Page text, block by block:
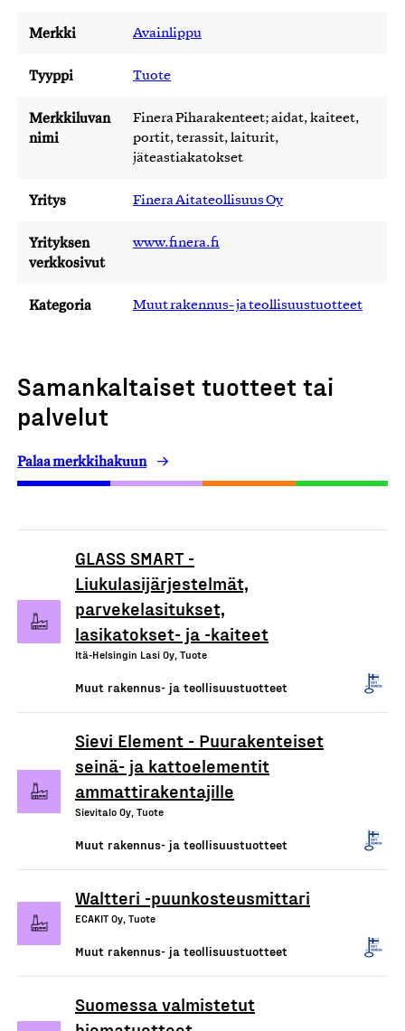
Merkki Avainlippu
Tyyppi Tuote
Merkkiluvan
nimi
Finera Piharakenteet; aidat, kaiteet,
portit, terassit, laiturit,
jäteastiakatokset
Yritys Finera Aitateollisuus Oy
Yrityksen
verkkosivut
www.finera.fi
Kategoria Muut rakennus- ja teollisuustuotteet
Samankaltaiset tuotteet tai
palvelut
Palaa merkkihakuun
GLASS SMART -
Liukulasijärjestelmät,
parvekelasitukset,
lasikatokset- ja -kaiteet
Itä-Helsingin Lasi Oy, Tuote
Muut rakennus- ja teollisuustuotteet
Sievi Element - Puurakenteiset
seinä- ja kattoelementit
ammattirakentajille
Sievitalo Oy, Tuote
Muut rakennus- ja teollisuustuotteet
Waltteri -puunkosteusmittari
ECAKIT Oy, Tuote
Muut rakennus- ja teollisuustuotteet
Suomessa valmistetut